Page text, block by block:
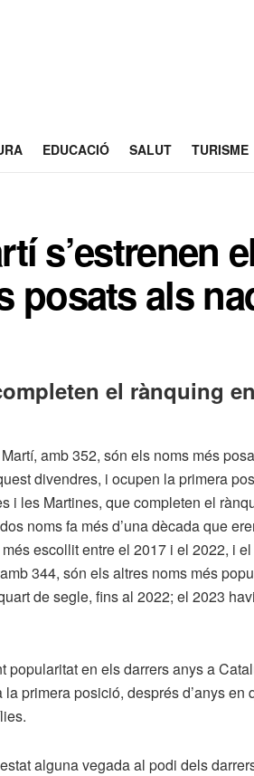
EDUCACIÓ SALUT TURISME
s’estrenen
posats als
el rànquing
amb 352, són els noms més
divendres, i ocupen la primera
i les Martines, que completen el
noms fa més d’una dècada que
escollit entre el 2017 i el 2022, i
344, són els altres noms més
de segle, fins al 2022; el 2023
popularitat en els darrers anys a
primera posició, després d’anys
alguna vegada al podi dels